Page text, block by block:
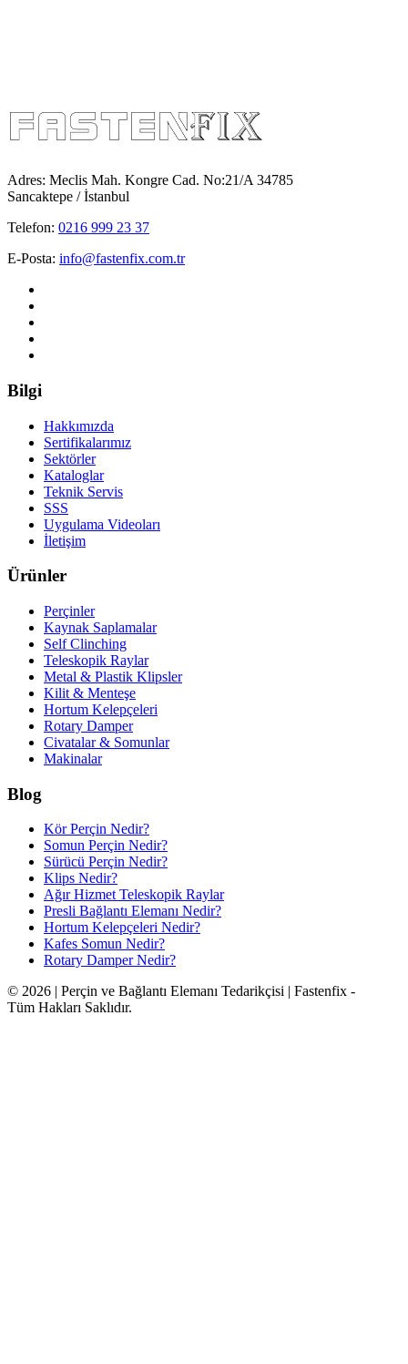
Adres: Meclis Mah. Kongre Cad. No:21/A 34785
Sancaktepe / İstanbul
Telefon: 0216 999 23 37
E-Posta: info@fastenfix.com.tr
Bilgi
Hakkımızda
Sertifikalarımız
Sektörler
Kataloglar
Teknik Servis
SSS
Uygulama Videoları
İletişim
Ürünler
Perçinler
Kaynak Saplamalar
Self Clinching
Teleskopik Raylar
Metal & Plastik Klipsler
Kilit & Menteşe
Hortum Kelepçeleri
Rotary Damper
Civatalar & Somunlar
Makinalar
Blog
Kör Perçin Nedir?
Somun Perçin Nedir?
Sürücü Perçin Nedir?
Klips Nedir?
Ağır Hizmet Teleskopik Raylar
Presli Bağlantı Elemanı Nedir?
Hortum Kelepçeleri Nedir?
Kafes Somun Nedir?
Rotary Damper Nedir?
© 2026 | Perçin ve Bağlantı Elemanı Tedarikçisi | Fastenfix -
Tüm Hakları Saklıdır.